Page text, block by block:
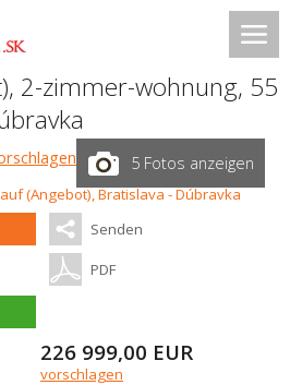
2-zimmer-wohnung, 55
5 Fotos anzeigen
Senden
PDF
226 999,00 EUR
vorschlagen